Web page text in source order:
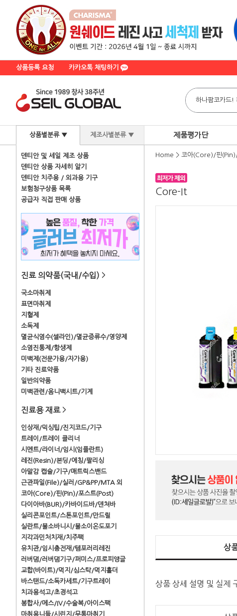
상품등록 요청 카카오톡 채팅하기
상품별분류 ▼ 제조사별분류 ▼
덴티안 및 세일 제조 상품
덴티안 상품 자세히 알기
덴티안 치주용 / 외과용 기구
보험청구상품 목록
공급자 직접 판매 상품
진료 의약품(국내/수입) >
국소마취제
표면마취제
지혈제
소독제
멸균식염수(셀라인)/멸균증류수/영양제
소염진통제/항생제
미백제(전문가용/자가용)
기타 진료약품
일반의약품
미백관련/옴니백시트/기계
진료용 재료 >
인상재/믹싱팁/진지코드/기구
트레이/트레이 클리너
시멘트/라이너/임시(임플란트)
레진(Resin)/본딩/에칭/팔리싱
아말감 캡슐/기구/매트릭스밴드
근관파일(File)/실러/GP&PP/MTA 외
코아(Core)/핀(Pin)/포스트(Post)
다이아바(BUR)/카바이드바/덴쳐바
실리콘포인트/스톤포인트/만드릴
실란트/불소바니시/불소이온도포기
지각과민처치재/치주팩
유치관/임시충전재/템포러리레진
러버댐/러버댐기구/퍼미스/프로피앵글
교합(바이트)/먹지/심스탁/먹지홀더
바스탠드/소독카세트/기구트레이
치과용석고/초경석고
봉합사/메스/IV/수술복/아이스팩
마취용니들/시린지/무통마취기
제품평가단
Home > 코아(Core)/핀
Core-It
상
상품 상세 설명 및 실제